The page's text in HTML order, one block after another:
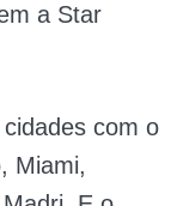
a Star
com o
Miami,